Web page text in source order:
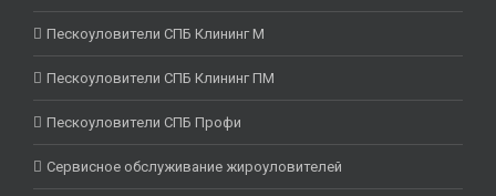
Пескоуловители СПБ Клининг М
Пескоуловители СПБ Клининг ПМ
Пескоуловители СПБ Профи
Сервисное обслуживание жироуловителей